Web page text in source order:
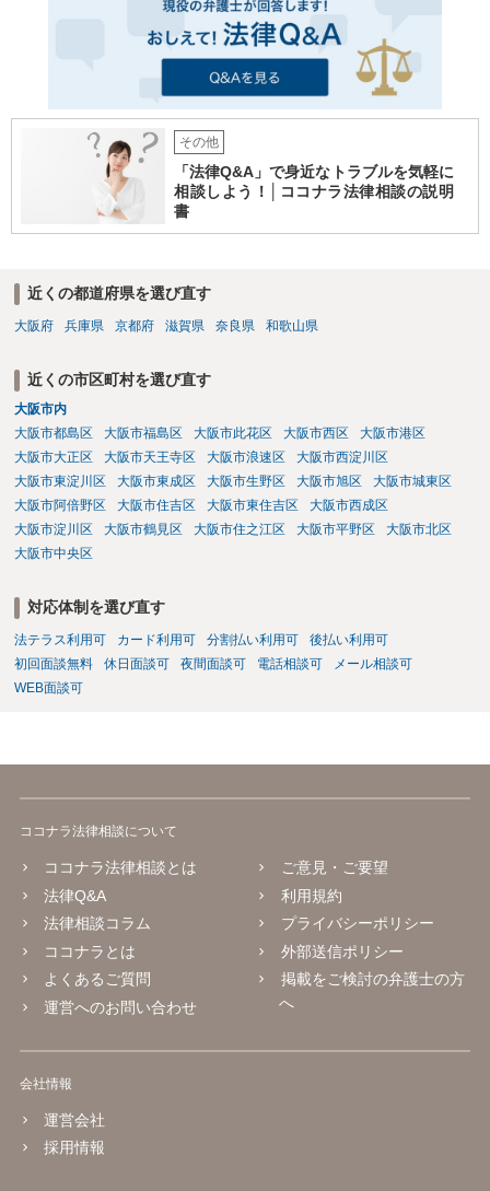
その他
「法律Q&A」で身近なトラブルを気軽に
相談しよう！│ココナラ法律相談の説明
書
近くの都道府県を選び直す
大阪府 兵庫県 京都府 滋賀県 奈良県 和歌山県
近くの市区町村を選び直す
大阪市内
大阪市都島区
大阪市福島区 大阪市此花区 大阪市西区
大阪市港区
大阪市大正区
大阪市天王寺区 大阪市浪速区
大阪市西淀川区
大阪市東淀川区
大阪市東成区 大阪市生野区 大阪市旭区
大阪市城東区
大阪市阿倍野区
大阪市住吉区 大阪市東住吉区
大阪市西成区
大阪市淀川区
大阪市鶴見区 大阪市住之江区 大阪市平野区
大阪市北区
大阪市中央区
対応体制を選び直す
法テラス利用可 カード利用可 分割払い利用可
後払い利用可
初回面談無料
休日面談可 夜間面談可 電話相談可
メール相談可
WEB面談可
ココナラ法律相談について
ココナラ法律相談とは
法律Q&A
法律相談コラム
ココナラとは
よくあるご質問
運営へのお問い合わせ
ご意見・ご要望
利用規約
プライバシーポリシー
外部送信ポリシー
掲載をご検討の弁護士の方
へ
会社情報
運営会社
採用情報